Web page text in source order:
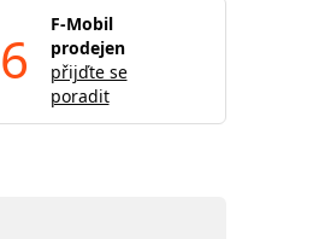
6
F-Mobil
prodejen
přijďte se
poradit